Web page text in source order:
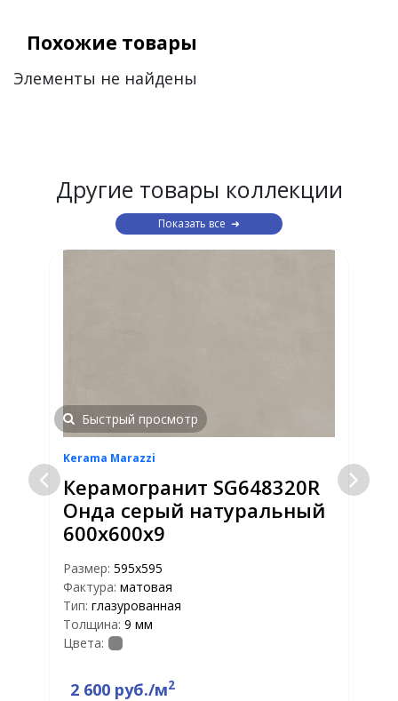
Похожие товары
Элементы не найдены
Другие товары коллекции
Показать все
Быстрый просмотр
Kerama Marazzi
Керамогранит SG648320R
Онда серый натуральный
600х600х9
Размер: 595x595
Фактура: матовая
Тип: глазурованная
Толщина: 9 мм
Цвета:
2 600 руб./м2